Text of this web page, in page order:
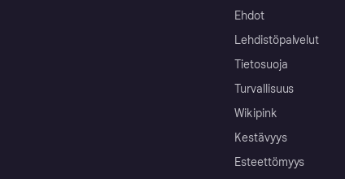
Ehdot
Lehdistöpalvelut
Tietosuoja
Turvallisuus
Wikipink
Kestävyys
Esteettömyys